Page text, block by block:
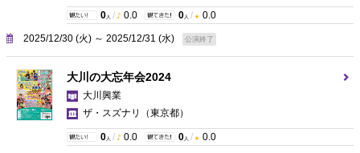
0 人 / 0.0 0 人 / 0.0
2025/12/30 (火) ～ 2025/12/31 (水) 公演終了
大川の大忘年会2024
大川興業
ザ・スズナリ
（東京都）
0 人 / 0.0 0 人 / 0.0